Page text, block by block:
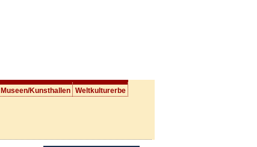
Museen/Kunsthallen Weltkulturerbe